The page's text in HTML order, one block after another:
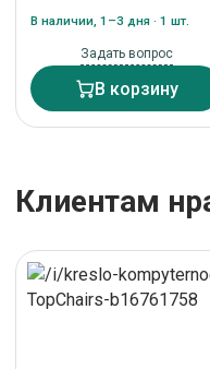
УТ000039424
В наличии, 1–3 дня · 1 шт.
Задать вопрос
В корзину
Клиентам